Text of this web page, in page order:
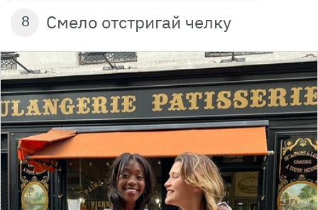
8 Смело отстригай челку